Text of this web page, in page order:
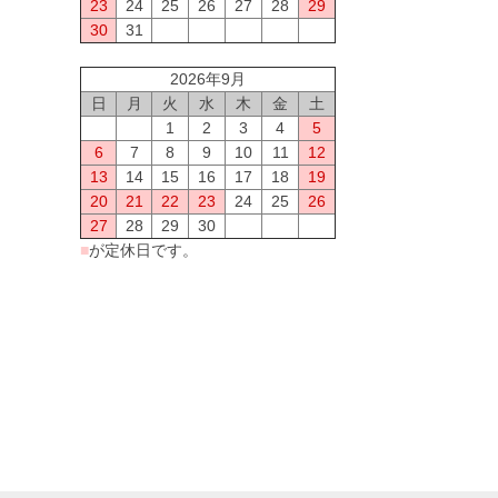
23 24 25 26 27 28
29
30
31
2026年9月
日
月 火 水 木 金
土
1
2 3 4
5
6
7 8 9 10 11
12
13
14 15 16 17 18
19
20
21 22 23 24 25
26
27
28 29
30
■が定休日です。